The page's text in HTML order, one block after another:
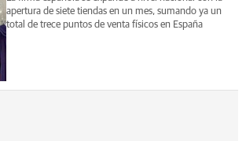
apertura de siete tiendas en un mes, sumando ya un
total de trece puntos de venta físicos en España